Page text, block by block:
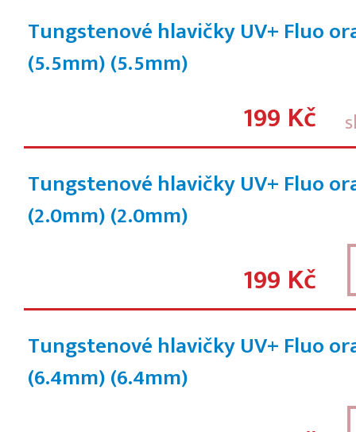
Tungstenové hlavičky UV+ Fluo
(5.5mm)(5.5mm)
199 Kč
Tungstenové hlavičky UV+ Fluo
(2.0mm)(2.0mm)
199 Kč
Tungstenové hlavičky UV+ Fluo
(6.4mm)(6.4mm)